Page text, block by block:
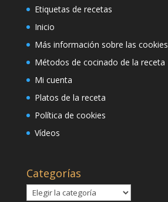
Etiquetas de recetas
Inicio
Más información sobre las cookies
Métodos de cocinado de la receta
Mi cuenta
Platos de la receta
Política de cookies
Vídeos
Categorías
Categorías